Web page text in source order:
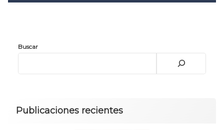
Buscar
Publicaciones recientes